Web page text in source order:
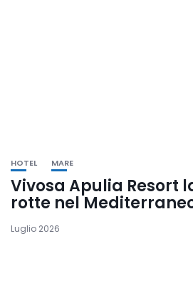
HOTEL MARE
Vivosa Apulia Resort
rotte nel
Luglio 2026